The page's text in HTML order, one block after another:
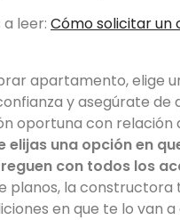
leer: Cómo solicitar un
apartamento, elige
y asegúrate de
oportuna con relación
elijas una opción en
con todos los
planos, la constructora
en que te lo van